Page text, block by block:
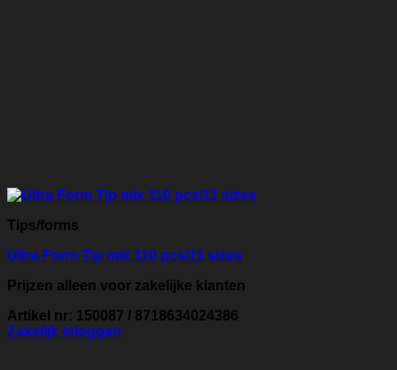
Tips/forms
Ultra Form Tip mix 110 pcs/11 sizes
Prijzen alleen voor zakelijke klanten
Artikel nr: 150087 / 8718634024386
Zakelijk inloggen